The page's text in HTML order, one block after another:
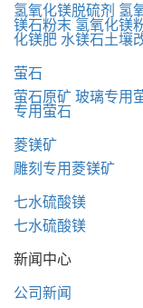
氢氧化镁脱硫剂 氢
镁石粉末 氢氧化镁
化镁肥 水镁石土壤
萤石
萤石原矿 玻璃专用
专用萤石
菱镁矿
雕刻专用菱镁矿
七水硫酸镁
七水硫酸镁
新闻中心
公司新闻